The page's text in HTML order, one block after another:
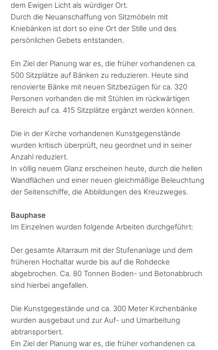
dem Ewigen Licht als würdiger Ort.
Durch die Neuanschaffung von Sitzmöbeln mit
Kniebänken ist dort so eine Ort der Stille und des
persönlichen Gebets entstanden.
Ein Ziel der Planung war es, die früher vorhandenen ca.
500 Sitzplätze auf Bänken zu reduzieren. Heute sind
renovierte Bänke mit neuen Sitzbezügen für ca. 320
Personen vorhanden die mit Stühlen im rückwärtigen
Bereich auf ca. 415 Sitzplätze ergänzt werden können.
Die in der Kirche vorhandenen Kunstgegenstände
wurden kritisch überprüft, neu geordnet und in seiner
Anzahl reduziert.
In völlig neuem Glanz erscheinen heute, durch die hellen
Wandflächen und einer neuen gleichmäßige Beleuchtung
der Seitenschiffe, die Abbildungen des Kreuzweges.
Bauphase
Im Einzelnen wurden folgende Arbeiten durchgeführt:
Der gesamte Altarraum mit der Stufenanlage und dem
früheren Hochaltar wurde bis auf die Rohdecke
abgebrochen. Ca. 80 Tonnen Boden- und Betonabbruch
sind hierbei angefallen.
Die Kunstgegestände und ca. 300 Meter Kirchenbänke
wurden ausgebaut und zur Auf- und Umarbeitung
abtransportiert.
Ein Ziel der Planung war es, die früher vorhandenen ca.